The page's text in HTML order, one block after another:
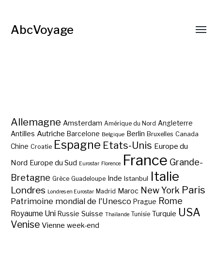
AbcVoyage
Allemagne Amsterdam Amérique du Nord Angleterre
Antilles Autriche Barcelone Belgique Berlin Bruxelles Canada
Chine Croatie Espagne Etats-Unis Europe du
Nord Europe du Sud Eurostar Florence France Grande-
Bretagne Grèce Guadeloupe Inde Istanbul Italie
Londres Londres en Eurostar Madrid Maroc New York Paris
Patrimoine mondial de l'Unesco Prague Rome
Royaume Uni Russie Suisse Thaïlande Tunisie Turquie USA
Venise Vienne week-end